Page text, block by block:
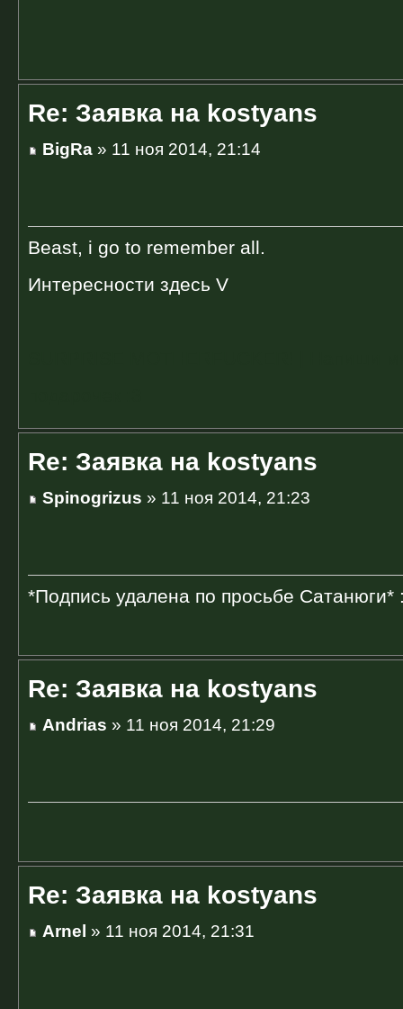
Re: Заявка на kostyans
BigRa » 11 ноя 2014, 21:14
Beast, i go to remember all.
Интересности здесь V
Re: Заявка на kostyans
Spinogrizus » 11 ноя 2014, 21:23
*Подпись удалена по просьбе Сатанюги*
Re: Заявка на kostyans
Andrias » 11 ноя 2014, 21:29
Re: Заявка на kostyans
Arnel » 11 ноя 2014, 21:31